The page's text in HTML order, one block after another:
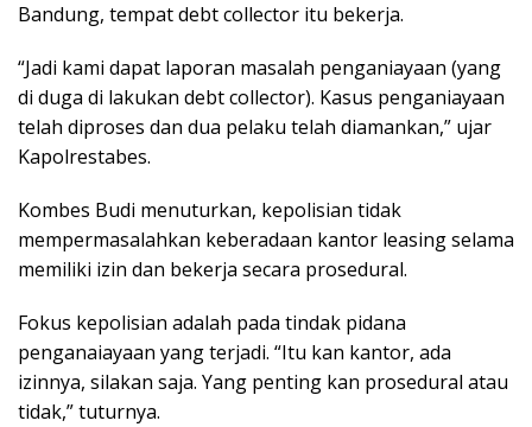
Bandung, tempat debt collector itu bekerja.
“Jadi kami dapat laporan masalah penganiayaan (yang
di duga di lakukan debt collector). Kasus penganiayaan
telah diproses dan dua pelaku telah diamankan,” ujar
Kapolrestabes.
Kombes Budi menuturkan, kepolisian tidak
mempermasalahkan keberadaan kantor leasing selama
memiliki izin dan bekerja secara prosedural.
Fokus kepolisian adalah pada tindak pidana
penganaiayaan yang terjadi. “Itu kan kantor, ada
izinnya, silakan saja. Yang penting kan prosedural atau
tidak,” tuturnya.